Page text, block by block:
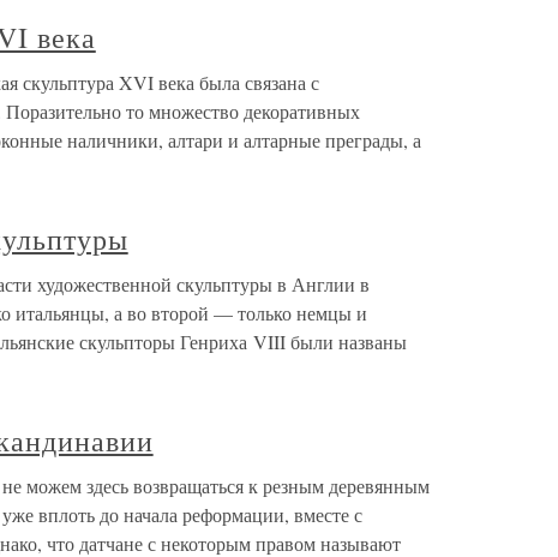
века
скульптура XVI века была связана с
то множество декоративных
наличники, алтари и алтарные преграды, а
художественной скульптуры в Англии в
итальянцы, а во второй — только немцы и
скульпторы Генриха VIII были названы
можем здесь возвращаться к резным деревянным
вплоть до начала реформации, вместе с
что датчане с некоторым правом называют